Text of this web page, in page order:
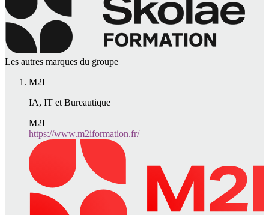
Les autres marques du groupe
M2I
IA, IT et Bureautique
M2I
https://www.m2iformation.fr/